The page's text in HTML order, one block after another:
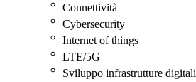
Connettività
Cybersecurity
Internet of things
LTE/5G
Sviluppo infrastrutture digitali